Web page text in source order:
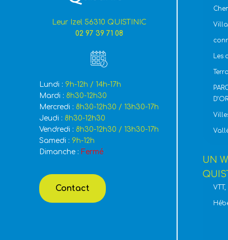
Leur Izel 56310 QUISTINIC
02 97 39 71 08
Lundi : 9h-12h / 14h-17h
Mardi : 8h30-12h30
Mercredi : 8h30-12h30 / 13h30-17h
Jeudi : 8h30-12h30
Vendredi : 8h30-12h30 / 13h30-17h
Samedi : 9h-12h
Dimanche : Fermé
Contact
Les
UN